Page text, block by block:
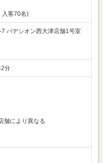
入客70名)
パデシオン西大津店舗1号室
2分
舗により異なる